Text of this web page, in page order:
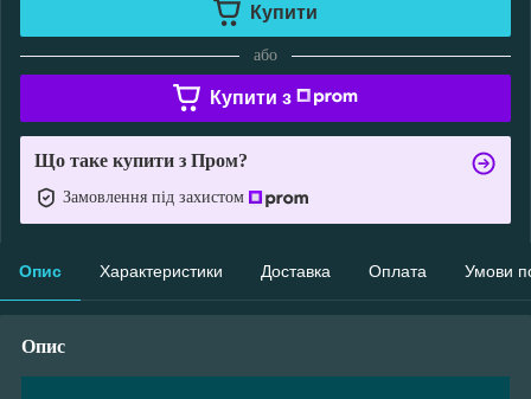
Купити
або
Купити з
Що таке купити з Пром?
Замовлення під захистом
Опис Характеристики Доставка Оплата Умови
Опис